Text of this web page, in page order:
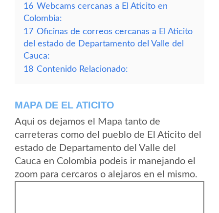
16 Webcams cercanas a El Aticito en
Colombia:
17 Oficinas de correos cercanas a El Aticito
del estado de Departamento del Valle del
Cauca:
18 Contenido Relacionado:
MAPA DE EL ATICITO
Aqui os dejamos el Mapa tanto de
carreteras como del pueblo de El Aticito del
estado de Departamento del Valle del
Cauca en Colombia podeis ir manejando el
zoom para cercaros o alejaros en el mismo.